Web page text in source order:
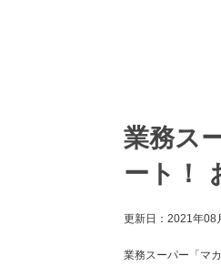
業務ス
ート！
更新日： 2021年08
業務スーパー「マ